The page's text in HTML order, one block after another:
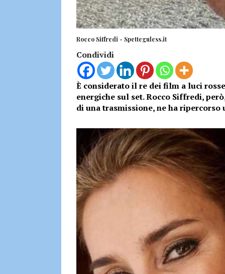
Rocco Siffredi - Spetteguless.it
Condividi
È considerato il re dei film a luci
energiche sul set. Rocco Siffredi,
di una trasmissione, ne ha ripercorso